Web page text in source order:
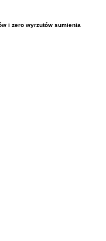
i zero wyrzutów sumienia